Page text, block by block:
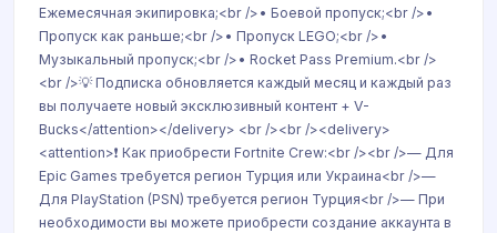
Ежемесячная экипировка;<br />• Боевой пропуск;<br />•
Пропуск как раньше;<br />• Пропуск LEGO;<br />•
Музыкальный пропуск;<br />• Rocket Pass Premium.<br />
<br />💡 Подписка обновляется каждый месяц и каждый раз
вы получаете новый эксклюзивный контент + V-
Bucks</attention></delivery> <br /><br /><delivery>
<attention>❗ Как приобрести Fortnite Crew:<br /><br />— Для
Epic Games требуется регион Турция или Украина<br />—
Для PlayStation (PSN) требуется регион Турция<br />— При
необходимости вы можете приобрести создание аккаунта в